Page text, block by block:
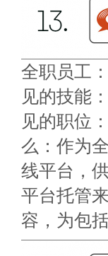
全职员工
见的技能
见的职位
么：作为
线平台，
平台托管
容，为包